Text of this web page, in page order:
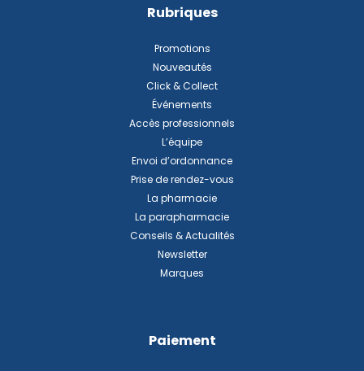
Rubriques
Promotions
Nouveautés
Click & Collect
Événements
Accès professionnels
L’équipe
Envoi d’ordonnance
Prise de rendez-vous
La pharmacie
La parapharmacie
Conseils & Actualités
Newsletter
Marques
Paiement